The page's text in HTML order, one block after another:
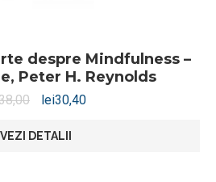
despre Mindfulness –
Peter H. Reynolds
lei30,40
VEZI DETALII